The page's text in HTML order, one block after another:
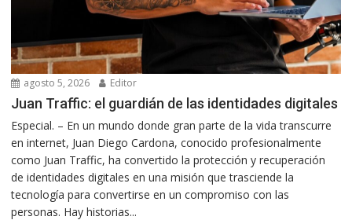
agosto 5, 2026 Editor
Juan Traffic: el guardián de las identidades digitales
Especial. – En un mundo donde gran parte de la vida transcurre
en internet, Juan Diego Cardona, conocido profesionalmente
como Juan Traffic, ha convertido la protección y recuperación
de identidades digitales en una misión que trasciende la
tecnología para convertirse en un compromiso con las
personas. Hay historias...